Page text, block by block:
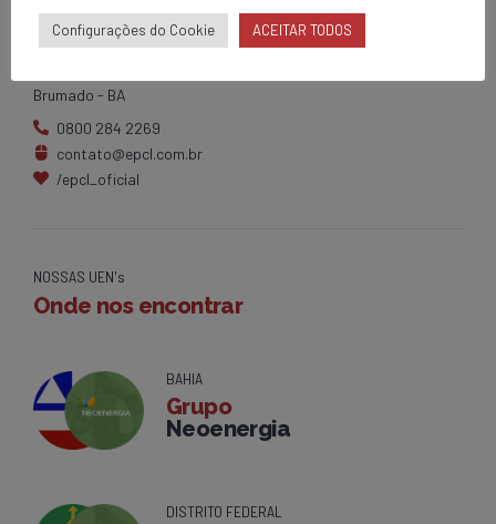
Matriz
Brumado - BA
0800 284 2269
contato@epcl.com.br
/epcl_oficial
NOSSAS UEN's
Onde nos encontrar
BAHIA
Grupo
Neoenergia
DISTRITO FEDERAL
Configurações do Cookie ACEITAR TODOS